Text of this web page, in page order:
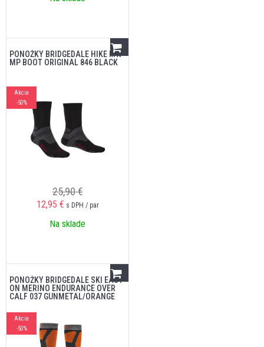
PONOŽKY BRIDGEDALE HIKE MW
MP BOOT ORIGINAL 846 BLACK
Akcia
-50%
25,90 €
12,95 € s DPH / par
Na sklade
PONOŽKY BRIDGEDALE SKI EASY
ON MERINO ENDURANCE OVER
CALF 037 GUNMETAL/ORANGE
Akcia
-50%